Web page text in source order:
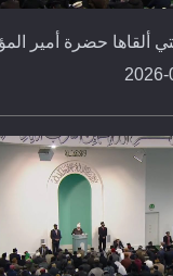
ألقاها حضرة أمير